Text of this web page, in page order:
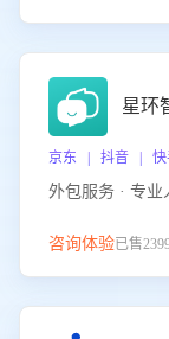
星环
京东 | 抖音 |
外包服务 · 专业
咨询体验已售